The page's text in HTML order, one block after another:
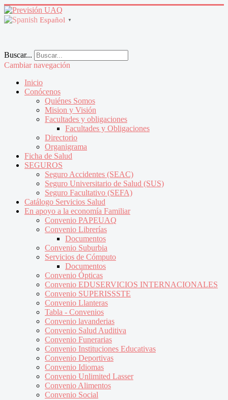
Español ▼
Buscar...
Cambiar navegación
Inicio
Conócenos
Quiénes Somos
Mision y Visión
Facultades y obligaciones
Facultades y Obligaciones
Directorio
Organigrama
Ficha de Salud
SEGUROS
Seguro Accidentes (SEAC)
Seguro Universitario de Salud (SUS)
Seguro Facultativo (SEFA)
Catálogo Servicios Salud
En apoyo a la economía Familiar
Convenio PAPEUAQ
Convenio Librerías
Documentos
Convenio Suburbia
Servicios de Cómputo
Documentos
Convenio Ópticas
Convenio EDUSERVICIOS INTERNACIONALES
Convenio SUPERISSSTE
Convenio Llanteras
Tabla - Convenios
Convenio lavanderias
Convenio Salud Auditiva
Convenio Funerarias
Convenio Instituciones Educativas
Convenio Deportivas
Convenio Idiomas
Convenio Unlimited Lasser
Convenio Alimentos
Convenio Social